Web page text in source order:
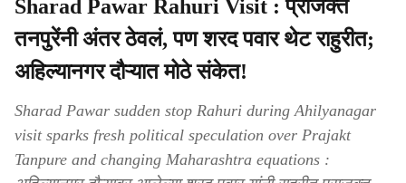
Sharad Pawar Rahuri Visit : प्राजक्त
तनपुरेंनी अंतर ठेवलं, पण शरद पवार थेट राहुरीत;
अहिल्यानगर दौऱ्यात मोठे संकेत!
Sharad Pawar sudden stop Rahuri during Ahilyanagar
visit sparks fresh political speculation over Prajakt
Tanpure and changing Maharashtra equations :